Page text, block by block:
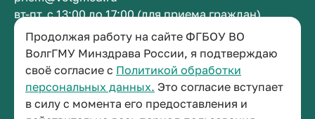
Продолжая работу на сайте ФГБОУ ВО
ВолгГМУ Минздрава России, я подтверждаю
своё согласие с Политикой обработки
персональных данных. Это согласие вступает
в силу с момента его предоставления и
вт-пт, с 13:00 до 17:00 (для приема граждан)
Приемная ректора
+7 (8442) 38-50-05
г. Волгоград, площадь Павших Борцов, зд. 1,
кабинет 3-11